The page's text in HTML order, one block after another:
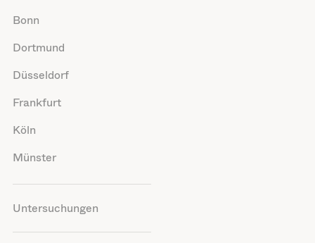
Bonn
Dortmund
Düsseldorf
Frankfurt
Köln
Münster
Untersuchungen